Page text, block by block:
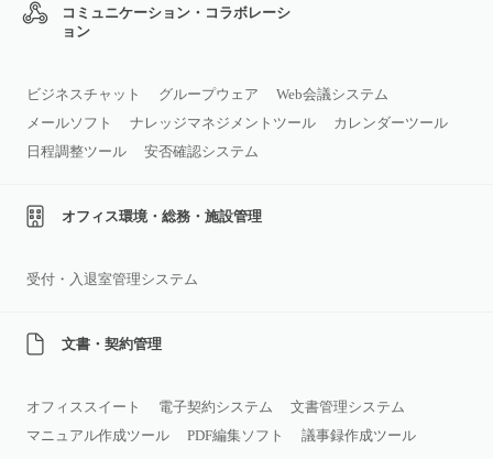
コミュニケーション・コラボレーシ
ョン
ビジネスチャット グループウェア
Web会議システム
メールソフト
ナレッジマネジメントツール
カレンダーツール
日程調整ツール
安否確認システム
オフィス環境・総務・施設管理
受付・入退室管理システム
文書・契約管理
オフィススイート 電子契約システム
文書管理システム
マニュアル作成ツール
PDF編集ソフト 議事録作成ツール